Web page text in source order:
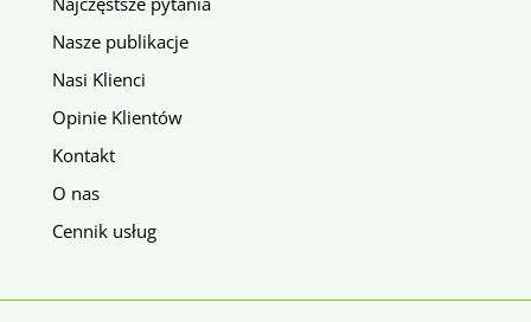
Nasze publikacje
Nasi Klienci
Opinie Klientów
Kontakt
O nas
Cennik usług